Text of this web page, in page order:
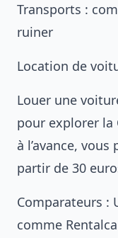
Transports :
ruiner
Location de
Louer une
pour explorer la
à l’avance,
partir de 30
Comparateurs :
comme